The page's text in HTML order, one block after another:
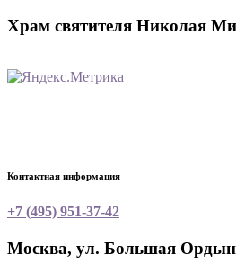
Храм святителя Николая
Контактная информация
+7 (495) 951-37-42
Москва, ул. Большая